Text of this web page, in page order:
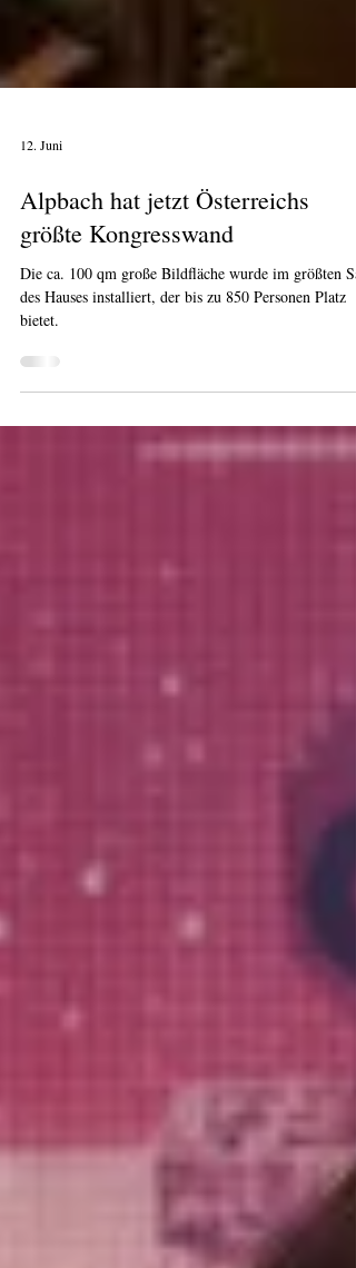
12. Juni
Alpbach hat jetzt Österreichs
größte Kongresswand
Die ca. 100 qm große Bildfläche wurde im größten
des Hauses installiert, der bis zu 850 Personen Platz